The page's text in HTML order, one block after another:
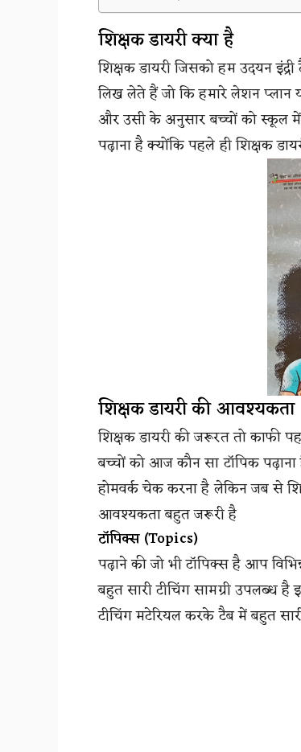
शिक्षक डायरी क्या है
शिक्षक डायरी जिसको हम उदयन
लिख लेते हैं जो कि हमारे लेशन प्लान
और उसी के अनुसार बच्चों को स्कूल में
पढ़ाना है क्योंकि पहले ही शिक्षक
शिक्षक डायरी की आवश्यकता
शिक्षक डायरी की जरूरत तो
बच्चों को आज कौन सा टॉपिक
होमवर्क चेक करना है लेकिन जब से
आवश्यकता बहुत जरूरी है
टॉपिक्स (Topics)
पढ़ाने की जो भी टॉपिक्स है आप
बहुत सारी टीचिंग सामग्री उपलब्ध है
टीचिंग मटेरियल करके टैब में बहुत